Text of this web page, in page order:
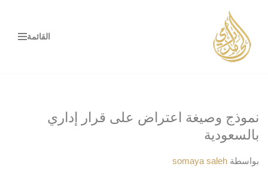
تخطى
إلى
القائمة
نموذج وصيغة اعتراض على قرار إداري
بالسعودية
بواسطة somaya saleh